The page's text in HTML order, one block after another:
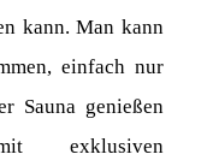
kann. Man kann
einfach nur
Sauna genießen
exklusiven